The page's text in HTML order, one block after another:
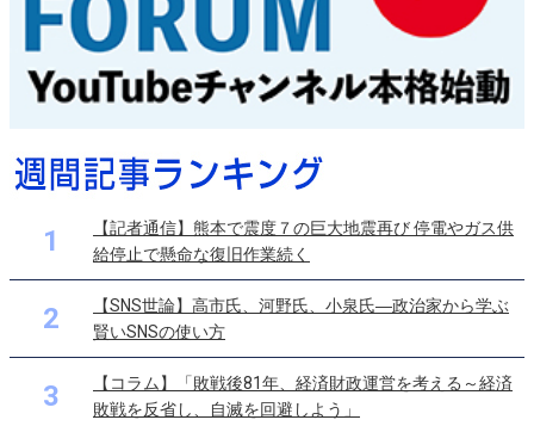
1
【記者通信】熊本で震度７の巨大地震再び 停電やガス供
給停止で懸命な復旧作業続く
2
【SNS世論】高市氏、河野氏、小泉氏―政治家から学ぶ
賢いSNSの使い方
3
【コラム】「敗戦後81年、経済財政運営を考える～経済
敗戦を反省し、自滅を回避しよう」